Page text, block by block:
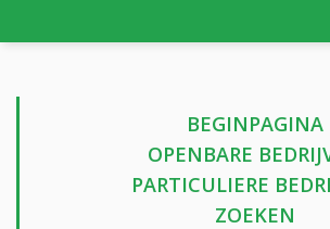
BEGINPAGINA
OPENBARE
PARTICULIERE
ZOEKEN